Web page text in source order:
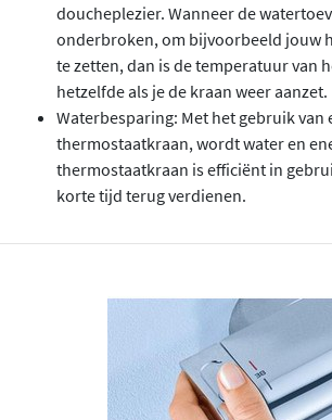
doucheplezier. Wanneer de
onderbroken, om bijvoorbeeld jouw
te zetten, dan is de temperatuur van
hetzelfde als je de kraan weer aanzet.
Waterbesparing: Met het gebruik van
thermostaatkraan, wordt water en
thermostaatkraan is efficiënt in
korte tijd terug verdienen.